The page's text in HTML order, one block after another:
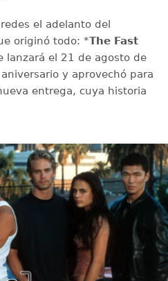
el adelanto del
originó todo: *The Fast
lanzará el 21 de agosto de
y aprovechó para
entrega, cuya historia